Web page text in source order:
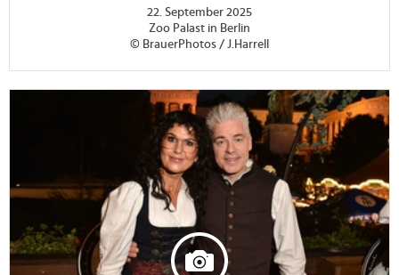
22. September 2025
Zoo Palast in Berlin
© BrauerPhotos / J.Harrell